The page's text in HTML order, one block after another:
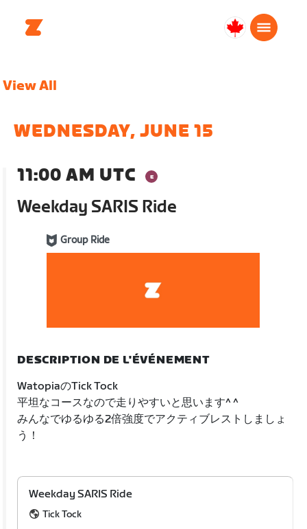
Canada
View All
WEDNESDAY, JUNE 15
11:00 AM UTC
Weekday SARIS Ride
Group Ride
DESCRIPTION DE L'ÉVÉNEMENT
WatopiaのTick Tock
平坦なコースなので走りやすいと思います^ ^
みんなでゆるゆる2倍強度でアクティブレストしましょ
う！
Weekday SARIS Ride
Tick Tock